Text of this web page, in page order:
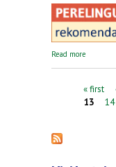
Read more
Pages
« first
13
14